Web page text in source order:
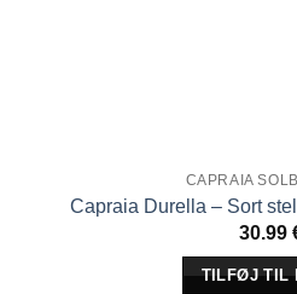
CAPRAIA
Capraia Durella – Sort
30.99
TILFØJ TIL